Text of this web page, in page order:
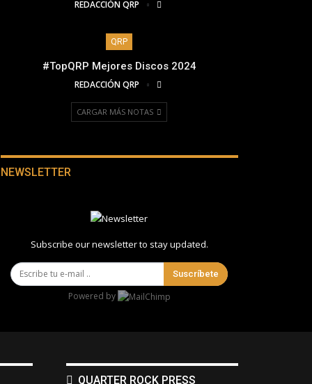
REDACCIÓN QRP
QRP
#TopQRP Mejores Discos 2024
REDACCIÓN QRP
CARGAR MÁS NOTAS
NEWSLETTER
Subscribe our newsletter to stay updated.
Suscríbete
Powered by
QUARTER ROCK PRESS